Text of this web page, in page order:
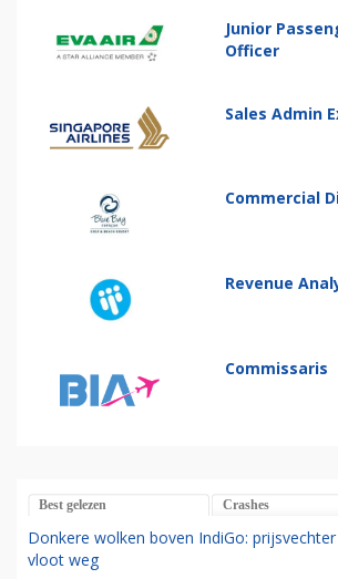
Junior
Officer
Sales Admin
Commercial
Revenue
Commissaris
Best gelezen Crashes
Donkere wolken boven IndiGo:
vloot weg